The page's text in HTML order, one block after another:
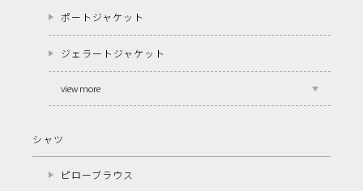
ポートジャケット
ジェラートジャケット
view more
シャツ
ピローブラウス